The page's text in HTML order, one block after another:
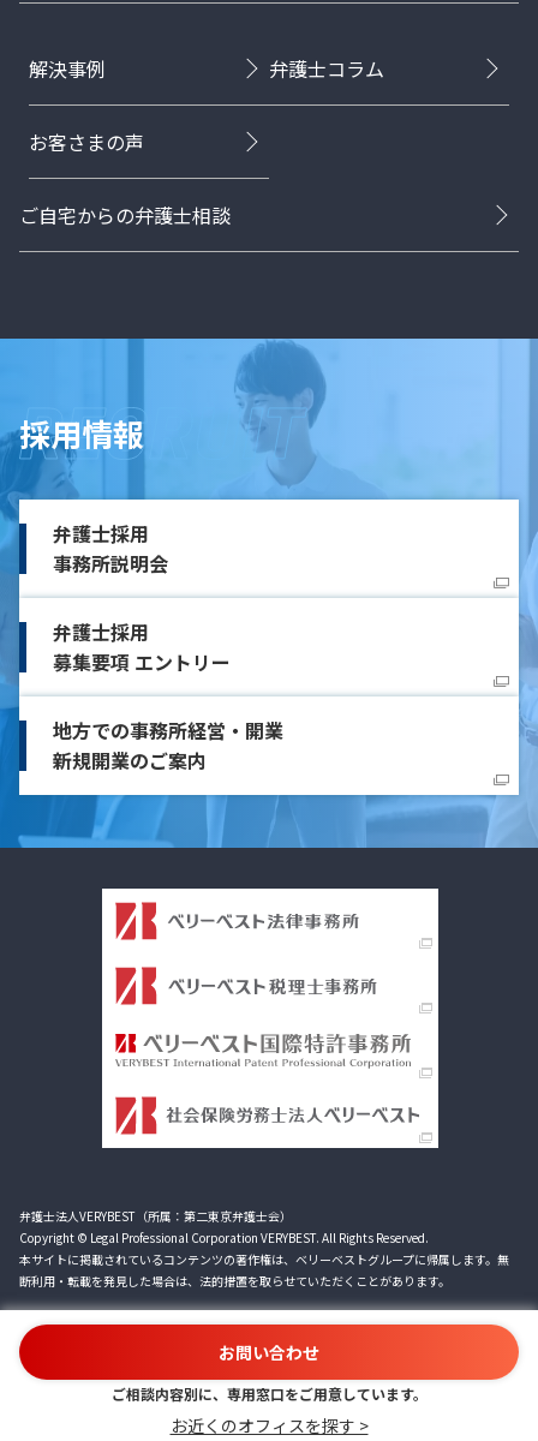
お問い合わせ
ご相談内容別に、専用窓口をご用意しています。
お近くのオフィスを探す >
解決事例 弁護士コラム
お客さまの声
ご自宅からの弁護士相談
採用情報
弁護士採用
事務所説明会
弁護士採用
募集要項 エントリー
地方での事務所経営・開業
新規開業のご案内
弁護士法人VERYBEST（所属：第二東京弁護士会）
Copyright © Legal Professional Corporation VERYBEST. All Rights Reserved.
本サイトに掲載されているコンテンツの著作権は、ベリーベストグループに帰属します。無
断利用・転載を発見した場合は、法的措置を取らせていただくことがあります。